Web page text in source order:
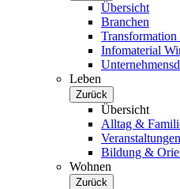
Übersicht
Branchen
Infomaterial
Leben
Zurück
Übersicht
Alltag &
Veranstaltungen
Bildung &
Wohnen
Zurück